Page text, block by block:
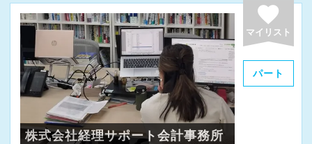
favorite
マイリスト
パート
株式会社経理サポート会計事務所